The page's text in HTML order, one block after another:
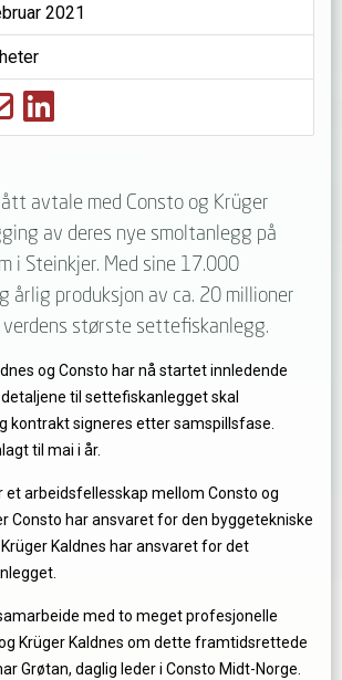
avtale med Consto og Krüger
av deres nye smoltanlegg på
i Steinkjer. Med sine 17.000
årlig produksjon av ca. 20 millioner
største settefiskanlegg.
og Consto har nå startet innledende
til settefiskanlegget skal
kontrakt signeres etter samspillsfase.
til mai i år.
arbeidsfellesskap mellom Consto og
Consto har ansvaret for den byggetekniske
Kaldnes har ansvaret for det
med to meget profesjonelle
Krüger Kaldnes om dette framtidsrettede
Grøtan, daglig leder i Consto Midt-Norge.
2021